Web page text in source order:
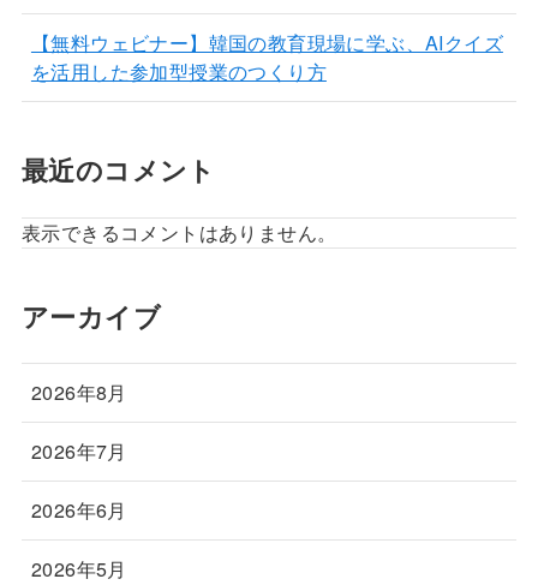
【無料ウェビナー】韓国の教育現場に学ぶ、AIクイズ
を活用した参加型授業のつくり方
最近のコメント
表示できるコメントはありません。
アーカイブ
2026年8月
2026年7月
2026年6月
2026年5月